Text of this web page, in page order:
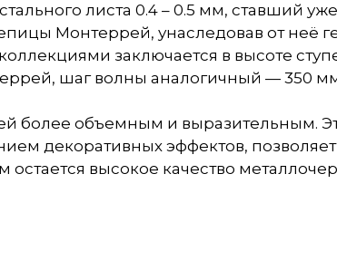
листа 0.4 – 0.5 мм, ставший
Монтеррей, унаследовав от неё
заключается в высоте
шаг волны аналогичный — 350
объемным и выразительным.
декоративных эффектов,
высокое качество